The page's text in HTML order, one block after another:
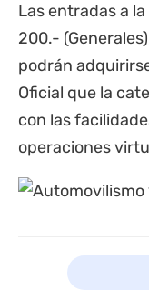
Las entradas a
200.-
podrán
Oficial que la
con las
operaciones